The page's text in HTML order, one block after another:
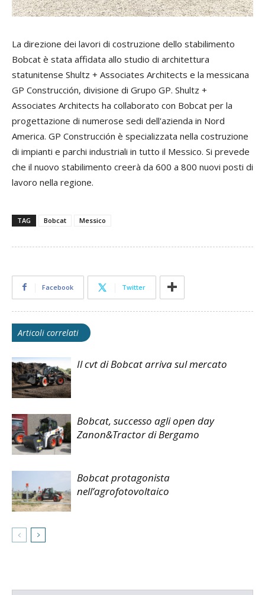
La direzione dei lavori di costruzione dello stabilimento
Bobcat è stata affidata allo studio di architettura
statunitense Shultz + Associates Architects e la messicana
GP Construcción, divisione di Grupo GP. Shultz +
Associates Architects ha collaborato con Bobcat per la
progettazione di numerose sedi dell'azienda in Nord
America. GP Construcción è specializzata nella costruzione
di impianti e parchi industriali in tutto il Messico. Si prevede
che il nuovo stabilimento creerà da 600 a 800 nuovi posti di
lavoro nella regione.
TAG Bobcat Messico
Facebook Twitter
Articoli correlati
Il cvt di Bobcat arriva sul mercato
Bobcat, successo agli open day
Zanon&Tractor di Bergamo
Bobcat protagonista
nell’agrofotovoltaico